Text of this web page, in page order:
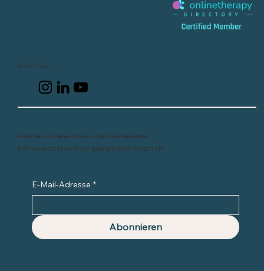
Holen Sie sich meinen Stress- und Burnout-Newsletter
Der Newsletter wird nur gelegentlich verschickt
E-Mail-Adresse *
Abonnieren
Burnout Help